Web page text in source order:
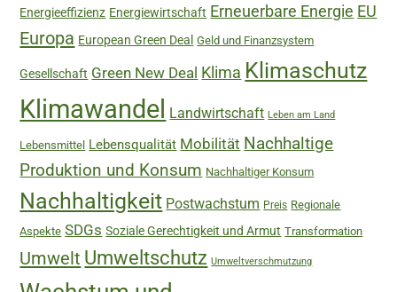
Energieeffizienz Energiewirtschaft Erneuerbare Energie EU
Europa European Green Deal Geld und Finanzsystem
Gesellschaft Green New Deal Klima Klimaschutz
Klimawandel Landwirtschaft Leben am Land
Lebensmittel Lebensqualität Mobilität Nachhaltige
Produktion und Konsum Nachhaltiger Konsum
Nachhaltigkeit Postwachstum Preis Regionale
Aspekte SDGs Soziale Gerechtigkeit und Armut Transformation
Umwelt Umweltschutz Umweltverschmutzung